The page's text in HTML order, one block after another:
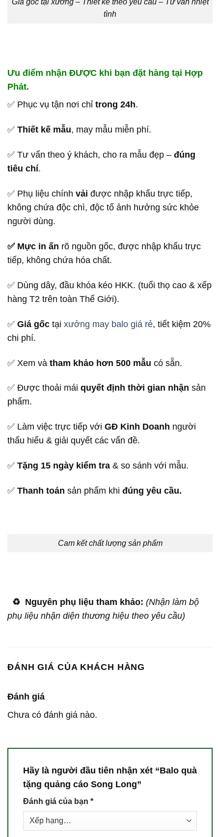
Gía gốc tại xưởng – Thiết kế theo yêu cầu – Tư vấn nhiệt
tình
Ưu điểm nhận ĐƯỢC khi bạn đặt hàng tại Hợp
Phát.
✅ Phục vụ tận nơi chỉ trong 24h.
✅ Thiết kế mẫu, may mẫu miễn phí.
✅ Tư vấn theo ý khách, cho ra mẫu đẹp – đúng
tiêu chí.
✅ Phụ liệu chính vải được nhập khẩu trực tiếp,
không chứa độc chì, độc tố ảnh hưởng sức khỏe
người dùng.
✅ Mực in ấn rõ nguồn gốc, được nhập khẩu trực
tiếp, không chứa hóa chất.
✅ Dùng dây, đầu khóa kéo HKK. (tuổi thọ cao & xếp
hàng T2 trên toàn Thế Giới).
✅ Giá gốc tại xưởng may balo giá rẻ, tiết kiệm 20%
chi phí.
✅ Xem và tham khảo hơn 500 mẫu có sẵn.
✅ Được thoải mái quyết định thời gian nhận sản
phẩm.
✅ Làm việc trực tiếp với GĐ Kinh Doanh người
thấu hiểu & giải quyết các vấn đề.
✅ Tặng 15 ngày kiểm tra & so sánh với mẫu.
✅ Thanh toán sản phẩm khi đúng yêu cầu.
Cam kết chất lượng sản phẩm
♻️ Nguyên phụ liệu tham khảo: (Nhận làm bộ
phụ liệu nhận diện thương hiệu theo yêu cầu)
ĐÁNH GIÁ CỦA KHÁCH HÀNG
Đánh giá
Chưa có đánh giá nào.
Hãy là người đầu tiên nhận xét “Balo quà
tặng quảng cáo Song Long”
Đánh giá của bạn *